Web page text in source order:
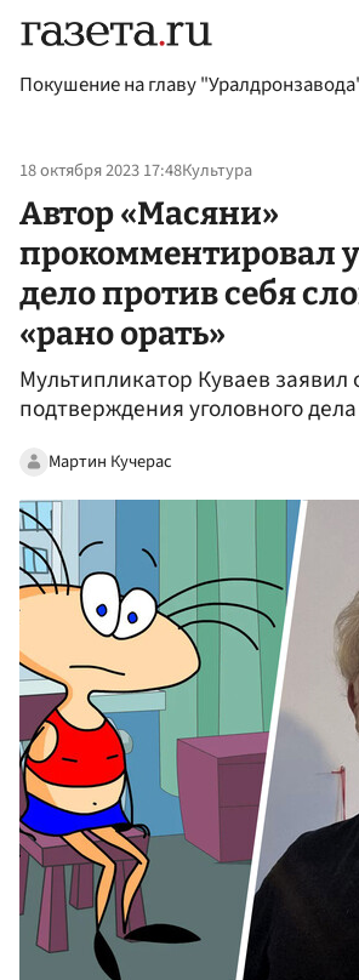
Покушение на главу
18 октября 2023 17:48Культура
Автор «Масяни»
прокомментировал
дело против себя
«рано орать»
Мультипликатор Куваев заявил
подтверждения уголовного дела
Мартин Кучерас